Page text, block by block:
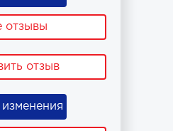
отзывы
отзыв